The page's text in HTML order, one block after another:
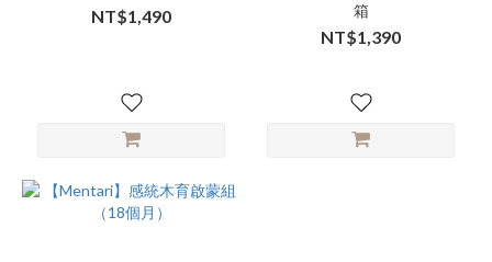
NT$1,490
箱
NT$1,390